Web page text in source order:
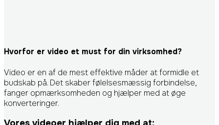
Hvorfor er video et must for din virksomhed?
Video er en af de mest effektive måder at formidle et
budskab på. Det skaber følelsesmæssig forbindelse,
fanger opmærksomheden og hjælper med at øge
konverteringer.